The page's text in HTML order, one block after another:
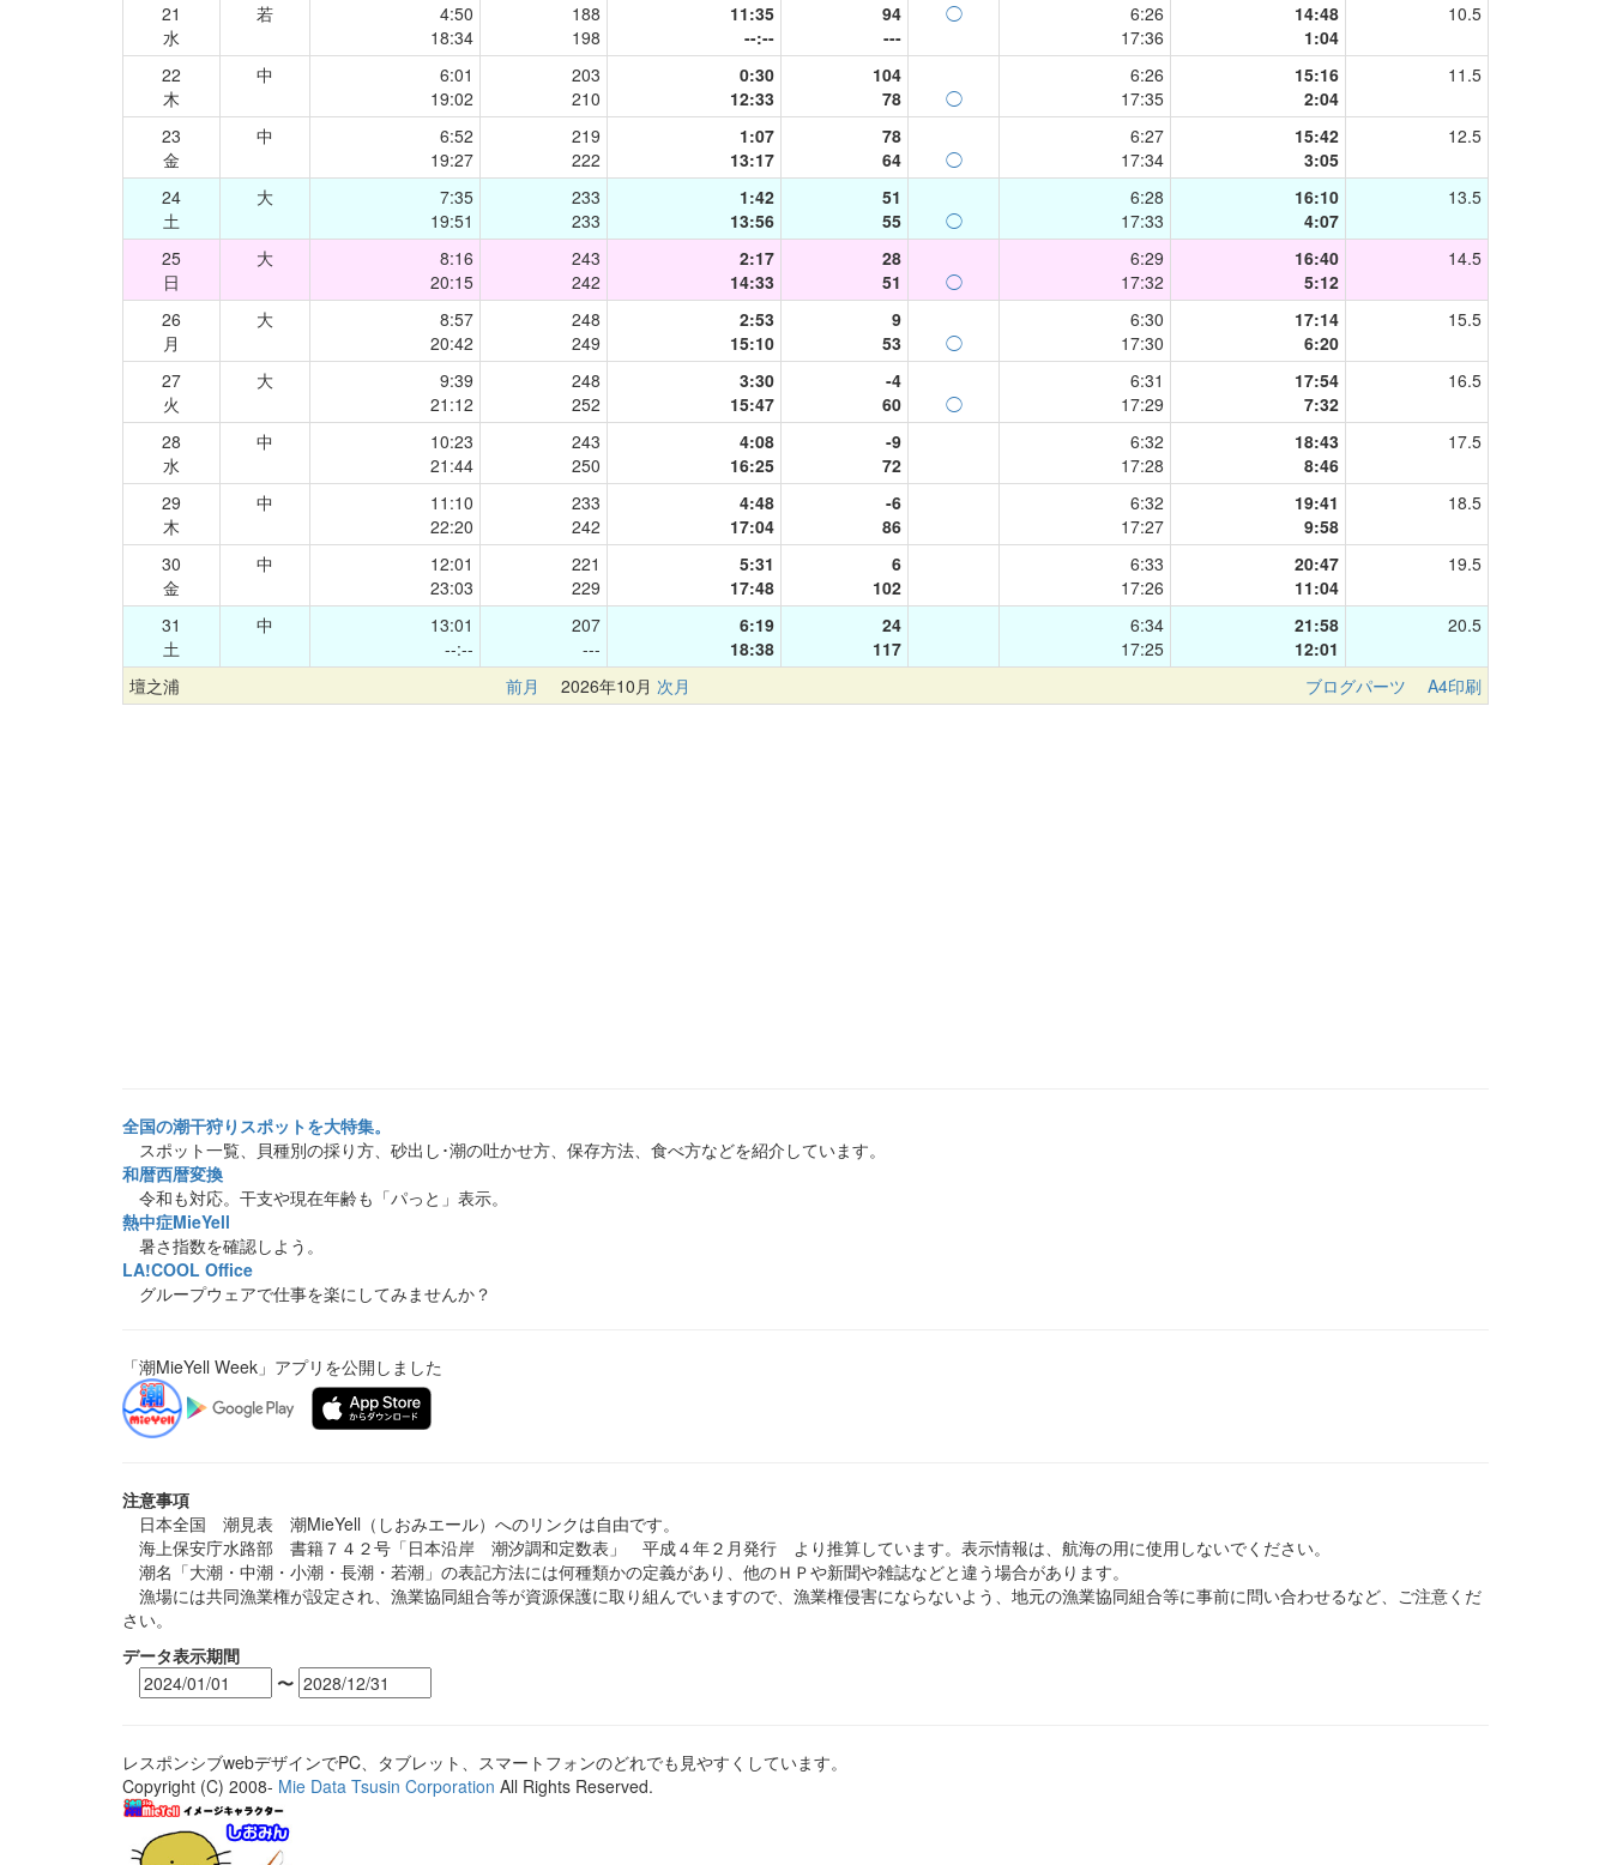
21
水
若
4:50
18:34
188
198
11:35
--:--
94
---
◯
6:26
17:36
14:48
1:04
10.5
22
木
中
6:01
19:02
203
210
0:30
12:33
104
78
◯
6:26
17:35
15:16
2:04
11.5
23
金
中
6:52
19:27
219
222
1:07
13:17
78
64
◯
6:27
17:34
15:42
3:05
12.5
24
土
大
7:35
19:51
233
233
1:42
13:56
51
55
◯
6:28
17:33
16:10
4:07
13.5
25
日
大
8:16
20:15
243
242
2:17
14:33
28
51
◯
6:29
17:32
16:40
5:12
14.5
26
月
大
8:57
20:42
248
249
2:53
15:10
9
53
◯
6:30
17:30
17:14
6:20
15.5
27
火
大
9:39
21:12
248
252
3:30
15:47
-4
60
◯
6:31
17:29
17:54
7:32
16.5
28
水
中
10:23
21:44
243
250
4:08
16:25
-9
72
6:32
17:28
18:43
8:46
17.5
29
木
中
11:10
22:20
233
242
4:48
17:04
-6
86
6:32
17:27
19:41
9:58
18.5
30
金
中
12:01
23:03
221
229
5:31
17:48
6
102
6:33
17:26
20:47
11:04
19.5
31
土
中
13:01
--:--
207
---
6:19
18:38
24
117
6:34
17:25
21:58
12:01
20.5
壇之浦 前月 2026年10月 次月 ブログパーツ A4印刷
全国の潮干狩りスポットを大特集。
スポット一覧、貝種別の採り方、砂出し･潮の吐かせ方、保存方法、食べ方などを紹介しています。
和暦西暦変換
令和も対応。干支や現在年齢も「パっと」表示。
熱中症MieYell
暑さ指数を確認しよう。
LA!COOL Office
グループウェアで仕事を楽にしてみませんか？
「潮MieYell Week」アプリを公開しました
注意事項
日本全国 潮見表 潮MieYell（しおみエール）へのリンクは自由です。
海上保安庁水路部 書籍７４２号「日本沿岸 潮汐調和定数表」 平成４年２月発行 より推算しています。表示情報は、航海の用に使用しないでください。
潮名「大潮・中潮・小潮・長潮・若潮」の表記方法には何種類かの定義があり、他のＨＰや新聞や雑誌などと違う場合があります。
漁場には共同漁業権が設定され、漁業協同組合等が資源保護に取り組んでいますので、漁業権侵害にならないよう、地元の漁業協同組合等に事前に問い合わせるなど、ご注意くだ
さい。
データ表示期間
〜
レスポンシブwebデザインでPC、タブレット、スマートフォンのどれでも見やすくしています。
Copyright (C) 2008- Mie Data Tsusin Corporation All Rights Reserved.